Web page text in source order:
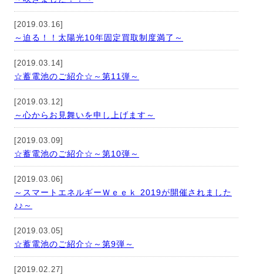
[2019.03.16]
～迫る！！太陽光10年固定買取制度満了～
[2019.03.14]
☆蓄電池のご紹介☆～第11弾～
[2019.03.12]
～心からお見舞いを申し上げます～
[2019.03.09]
☆蓄電池のご紹介☆～第10弾～
[2019.03.06]
～スマートエネルギーＷｅｅｋ 2019が開催されました
♪♪～
[2019.03.05]
☆蓄電池のご紹介☆～第9弾～
[2019.02.27]